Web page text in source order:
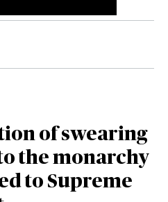
of swearing
the monarchy
to Supreme